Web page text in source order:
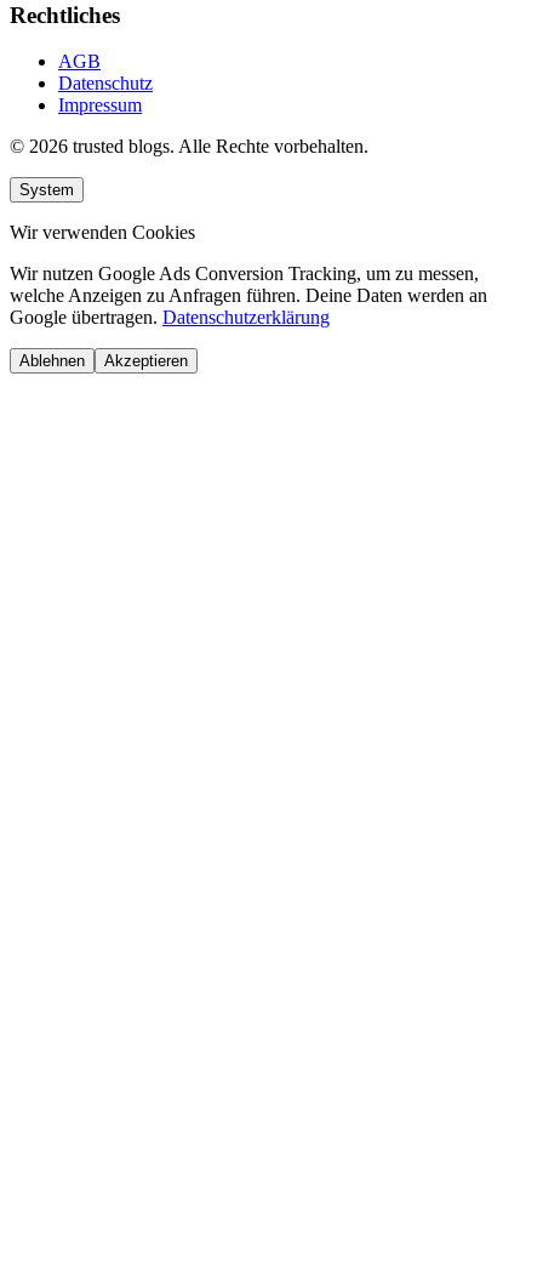
Rechtliches
AGB
Datenschutz
Impressum
© 2026 trusted blogs. Alle Rechte vorbehalten.
System
Wir verwenden Cookies
Wir nutzen Google Ads Conversion Tracking, um zu messen,
welche Anzeigen zu Anfragen führen. Deine Daten werden an
Google übertragen. Datenschutzerklärung
Ablehnen Akzeptieren